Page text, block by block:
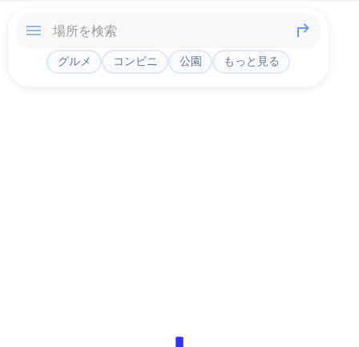
グルメ コンビニ 公園 もっと見る